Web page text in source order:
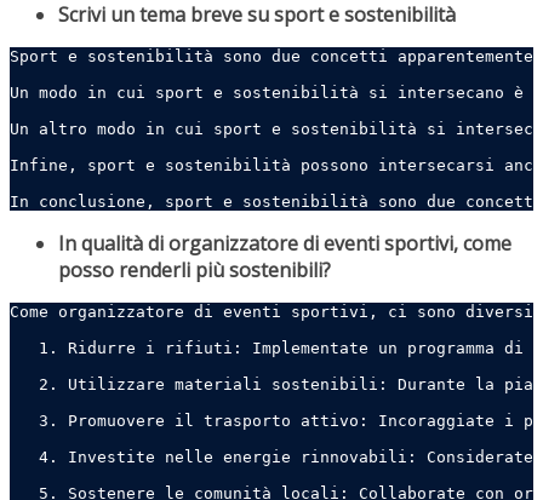
Scrivi un tema breve su sport e sostenibilità
Sport e sostenibilità sono due concetti
Un modo in cui sport e sostenibilità si intersecano
Un altro modo in cui sport e sostenibilità si
Infine, sport e sostenibilità possono intersecarsi
In conclusione, sport e sostenibilità sono due
In qualità di organizzatore di eventi sportivi, come
posso renderli più sostenibili?
Come organizzatore di eventi sportivi, ci sono
1. Ridurre i rifiuti: Implementate un programma di
2. Utilizzare materiali sostenibili: Durante la
3. Promuovere il trasporto attivo: Incoraggiate i
4. Investite nelle energie rinnovabili:
5. Sostenere le comunità locali: Collaborate con